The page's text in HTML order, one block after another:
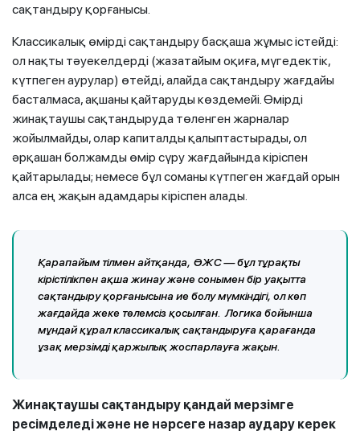
сақтандыру қорғанысы.
Классикалық өмірді сақтандыру басқаша жұмыс істейді:
ол нақты тәуекелдерді (жазатайым оқиға, мүгедектік,
күтпеген аурулар) өтейді, алайда сақтандыру жағдайы
басталмаса, ақшаны қайтаруды көздемейі. Өмірді
жинақтаушы сақтандыруда төленген жарналар
жойылмайды, олар капиталды қалыптастырады, ол
әрқашан болжамды өмір сүру жағдайында кіріспен
қайтарылады; немесе бұл соманы күтпеген жағдай орын
алса ең жақын адамдары кіріспен алады.
Қарапайым тілмен айтқанда, ӨЖС — бұл тұрақты
кірістілікпен ақша жинау және сонымен бір уақытта
сақтандыру қорғанысына ие болу мүмкіндігі, ол көп
жағдайда жеке төлемсіз қосылған. Логика бойынша
мұндай құрал классикалық сақтандыруға қарағанда
ұзақ мерзімді қаржылық жоспарлауға жақын.
Жинақтаушы сақтандыру қандай мерзімге
ресімделеді және не нәрсеге назар аудару керек